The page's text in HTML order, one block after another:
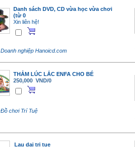
Danh sách DVD, CD vừa học vừa chơi
(từ 0
Xin liên hệ!
Doanh nghiệp Hanoicd.com
THẢM LÚC LẮC ENFA CHO BÉ
250,000 VND/0
Đồ chơi Trí Tuệ
Lau dai tri tue